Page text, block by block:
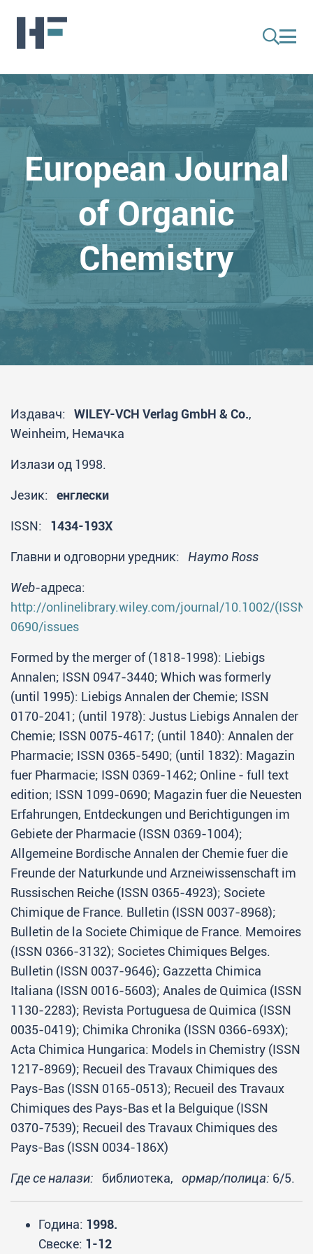
European Journal
of Organic
Chemistry
Издавач: WILEY-VCH Verlag GmbH & Co.,
Weinheim, Немачка
Излази од 1998.
Језик: енглески
ISSN: 1434-193X
Главни и одговорни уредник: Haymo Ross
Web-адреса:
http://onlinelibrary.wiley.com/journal/10.1002/
0690/issues
Formed by the merger of (1818-1998): Liebigs
Annalen; ISSN 0947-3440; Which was formerly
(until 1995): Liebigs Annalen der Chemie; ISSN
0170-2041; (until 1978): Justus Liebigs Annalen der
Chemie; ISSN 0075-4617; (until 1840): Annalen der
Pharmacie; ISSN 0365-5490; (until 1832): Magazin
fuer Pharmacie; ISSN 0369-1462; Online - full text
edition; ISSN 1099-0690; Magazin fuer die Neuesten
Erfahrungen, Entdeckungen und Berichtigungen im
Gebiete der Pharmacie (ISSN 0369-1004);
Allgemeine Bordische Annalen der Chemie fuer die
Freunde der Naturkunde und Arzneiwissenschaft im
Russischen Reiche (ISSN 0365-4923); Societe
Chimique de France. Bulletin (ISSN 0037-8968);
Bulletin de la Societe Chimique de France. Memoires
(ISSN 0366-3132); Societes Chimiques Belges.
Bulletin (ISSN 0037-9646); Gazzetta Chimica
Italiana (ISSN 0016-5603); Anales de Quimica (ISSN
1130-2283); Revista Portuguesa de Quimica (ISSN
0035-0419); Chimika Chronika (ISSN 0366-693X);
Acta Chimica Hungarica: Models in Chemistry (ISSN
1217-8969); Recueil des Travaux Chimiques des
Pays-Bas (ISSN 0165-0513); Recueil des Travaux
Chimiques des Pays-Bas et la Belguique (ISSN
0370-7539); Recueil des Travaux Chimiques des
Pays-Bas (ISSN 0034-186X)
Где се налази: библиотека, ормар/полица: 6/5.
Година: 1998.
Свеске: 1-12